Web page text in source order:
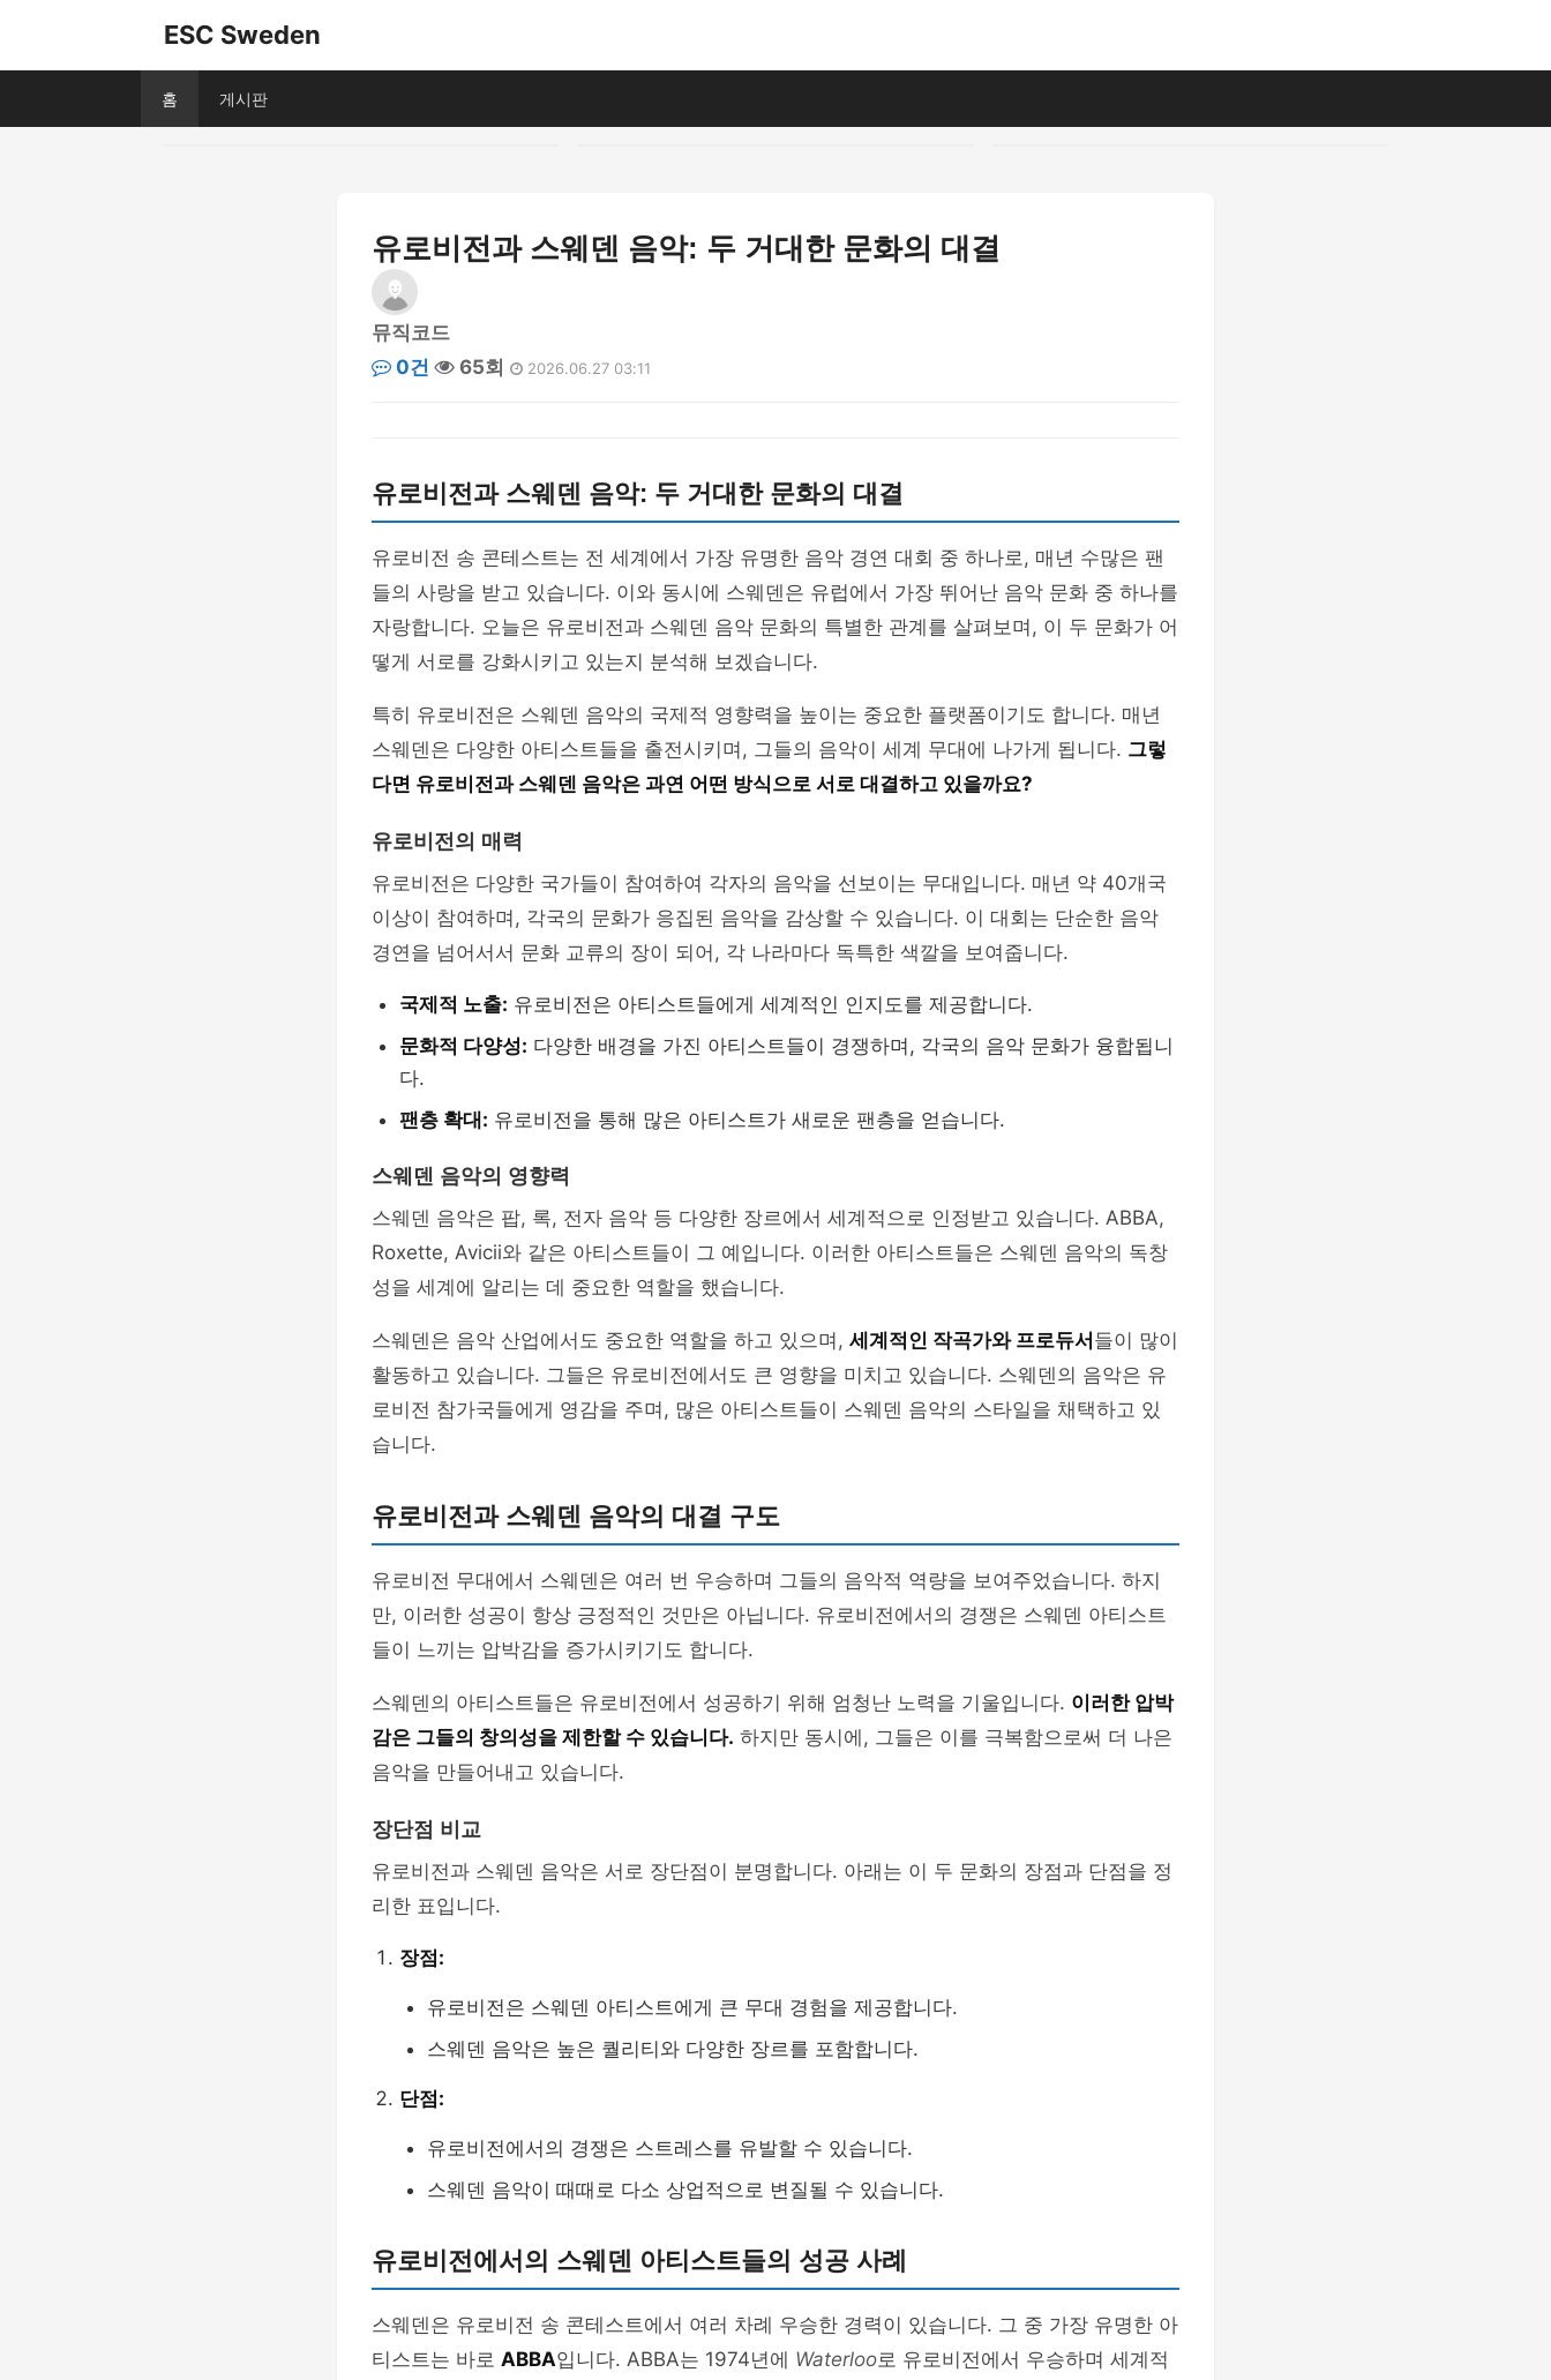
ESC Sweden
홈 게시판
유로비전과 스웨덴 음악: 두 거대한 문화의 대결
뮤직코드
0건
65회 2026.06.27 03:11
유로비전과 스웨덴 음악: 두 거대한 문화의 대결
유로비전 송 콘테스트는 전 세계에서 가장 유명한 음악 경연 대회 중 하나로, 매년 수많은 팬
들의 사랑을 받고 있습니다. 이와 동시에 스웨덴은 유럽에서 가장 뛰어난 음악 문화 중 하나를
자랑합니다. 오늘은 유로비전과 스웨덴 음악 문화의 특별한 관계를 살펴보며, 이 두 문화가 어
떻게 서로를 강화시키고 있는지 분석해 보겠습니다.
특히 유로비전은 스웨덴 음악의 국제적 영향력을 높이는 중요한 플랫폼이기도 합니다. 매년
스웨덴은 다양한 아티스트들을 출전시키며, 그들의 음악이 세계 무대에 나가게 됩니다. 그렇
다면 유로비전과 스웨덴 음악은 과연 어떤 방식으로 서로 대결하고 있을까요?
유로비전의 매력
유로비전은 다양한 국가들이 참여하여 각자의 음악을 선보이는 무대입니다. 매년 약 40개국
이상이 참여하며, 각국의 문화가 응집된 음악을 감상할 수 있습니다. 이 대회는 단순한 음악
경연을 넘어서서 문화 교류의 장이 되어, 각 나라마다 독특한 색깔을 보여줍니다.
국제적 노출: 유로비전은 아티스트들에게 세계적인 인지도를 제공합니다.
문화적 다양성: 다양한 배경을 가진 아티스트들이 경쟁하며, 각국의 음악 문화가 융합됩니
다.
팬층 확대: 유로비전을 통해 많은 아티스트가 새로운 팬층을 얻습니다.
스웨덴 음악의 영향력
스웨덴 음악은 팝, 록, 전자 음악 등 다양한 장르에서 세계적으로 인정받고 있습니다. ABBA,
Roxette, Avicii와 같은 아티스트들이 그 예입니다. 이러한 아티스트들은 스웨덴 음악의 독창
성을 세계에 알리는 데 중요한 역할을 했습니다.
스웨덴은 음악 산업에서도 중요한 역할을 하고 있으며, 세계적인 작곡가와 프로듀서 들이 많이
활동하고 있습니다. 그들은 유로비전에서도 큰 영향을 미치고 있습니다. 스웨덴의 음악은 유
로비전 참가국들에게 영감을 주며, 많은 아티스트들이 스웨덴 음악의 스타일을 채택하고 있
습니다.
유로비전과 스웨덴 음악의 대결 구도
유로비전 무대에서 스웨덴은 여러 번 우승하며 그들의 음악적 역량을 보여주었습니다. 하지
만, 이러한 성공이 항상 긍정적인 것만은 아닙니다. 유로비전에서의 경쟁은 스웨덴 아티스트
들이 느끼는 압박감을 증가시키기도 합니다.
스웨덴의 아티스트들은 유로비전에서 성공하기 위해 엄청난 노력을 기울입니다. 이러한 압박
감은 그들의 창의성을 제한할 수 있습니다. 하지만 동시에, 그들은 이를 극복함으로써 더 나은
음악을 만들어내고 있습니다.
장단점 비교
유로비전과 스웨덴 음악은 서로 장단점이 분명합니다. 아래는 이 두 문화의 장점과 단점을 정
리한 표입니다.
장점:
유로비전은 스웨덴 아티스트에게 큰 무대 경험을 제공합니다.
스웨덴 음악은 높은 퀄리티와 다양한 장르를 포함합니다.
단점:
유로비전에서의 경쟁은 스트레스를 유발할 수 있습니다.
스웨덴 음악이 때때로 다소 상업적으로 변질될 수 있습니다.
유로비전에서의 스웨덴 아티스트들의 성공 사례
스웨덴은 유로비전 송 콘테스트에서 여러 차례 우승한 경력이 있습니다. 그 중 가장 유명한 아
티스트는 바로 ABBA입니다. ABBA는 1974년에 Waterloo로 유로비전에서 우승하며 세계적